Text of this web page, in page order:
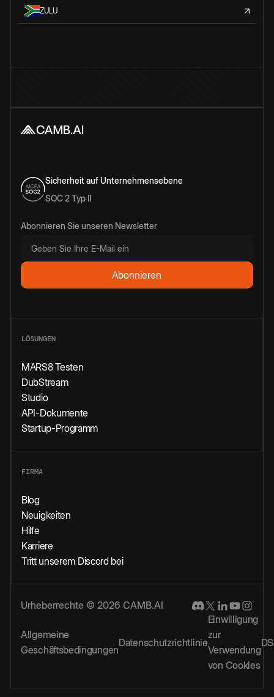
ZULU
Sicherheit auf Unternehmensebene
SOC 2 Typ II
Abonnieren Sie unseren Newsletter
LÖSUNGEN
MARS8 Testen
DubStream
Studio
API-Dokumente
Startup-Programm
FIRMA
Blog
Neuigkeiten
Hilfe
Karriere
Tritt unserem Discord bei
Urheberrechte © 2026 CAMB.AI
Allgemeine
Geschäftsbedingungen
Datenschutzrichtlinie
Einwilligung
zur
Verwendung
von Cookies